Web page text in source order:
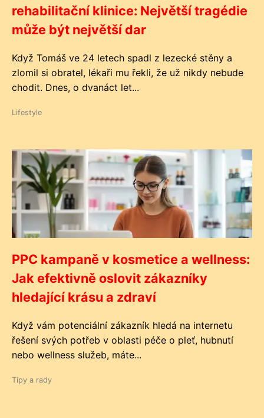
rehabilitační klinice: Největší tragédie
může být největší dar
Když Tomáš ve 24 letech spadl z lezecké stěny a
zlomil si obratel, lékaři mu řekli, že už nikdy nebude
chodit. Dnes, o dvanáct let...
Lifestyle
PPC kampaně v kosmetice a wellness:
Jak efektivně oslovit zákazníky
hledající krásu a zdraví
Když vám potenciální zákazník hledá na internetu
řešení svých potřeb v oblasti péče o pleť, hubnutí
nebo wellness služeb, máte...
Tipy a rady